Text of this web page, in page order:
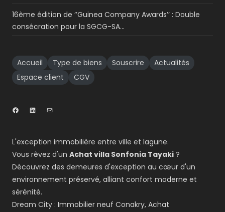
16ème édition de ‘’Guinea Company Awards’’ : Double
consécration pour la SGCG-SA…
Accueil Type de biens Souscrire
Actualités
Espace client
CGV
L'exception immobilière entre ville et lagune.
Vous rêvez d'un Achat villa Sonfonia Tayaki ?
Découvrez des demeures d'exception au cœur d'un
environnement préservé, alliant confort moderne et
sérénité.
Dream City : Immobilier neuf Conakry, Achat